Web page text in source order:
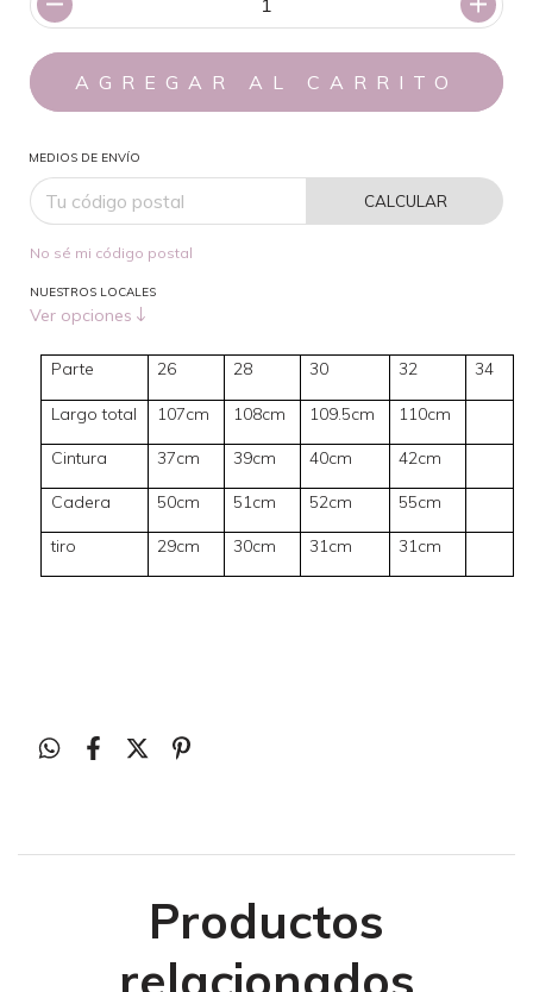
MEDIOS DE ENVÍO
CALCULAR
No sé mi código postal
NUESTROS LOCALES
Ver opciones
Parte 26 28 30 32 34
Largo total 107cm 108cm 109.5cm 110cm
Cintura 37cm 39cm 40cm 42cm
Cadera 50cm 51cm 52cm 55cm
tiro 29cm 30cm 31cm 31cm
Productos
relacionados